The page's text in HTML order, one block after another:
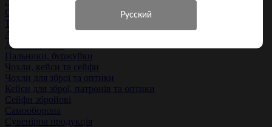
Спорядження
Туризм та кемпінг
Активний відпочинок
Духові трубки
Пальники, буржуйки
Чохли, кейси та сейфи
Чохли для зброї та оптики
Кейси для зброї, патронів та оптики
Сейфи збройові
Самооборона
Сувенірна продукція